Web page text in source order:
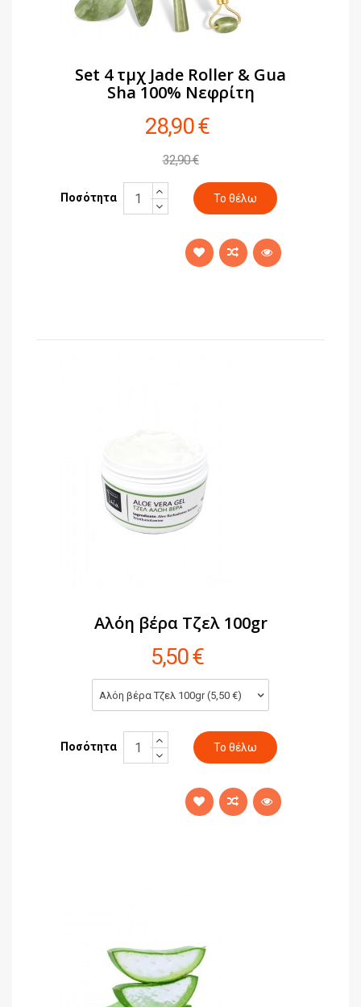
Set 4 τμχ Jade Roller & Gua
Sha 100% Νεφρίτη
28,90 €
32,90 €
Ποσότητα
Αλόη βέρα Τζελ 100gr
5,50 €
Αλόη βέρα Τζελ 100gr (5,50 €)
Ποσότητα